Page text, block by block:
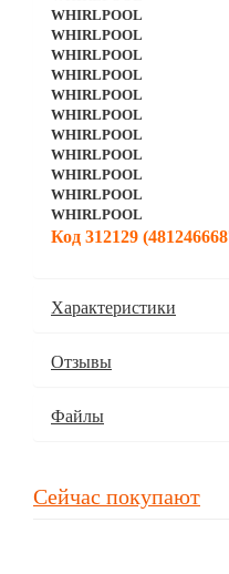
WHIRLPOOL
WHIRLPOOL
WHIRLPOOL
WHIRLPOOL
WHIRLPOOL
WHIRLPOOL
WHIRLPOOL
WHIRLPOOL
WHIRLPOOL
WHIRLPOOL
WHIRLPOOL
Код 312129
Характеристики
Отзывы
Файлы
Сейчас покупают